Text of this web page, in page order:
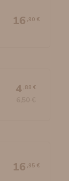
16 ,90 €
4 ,88 €
16 ,95 €